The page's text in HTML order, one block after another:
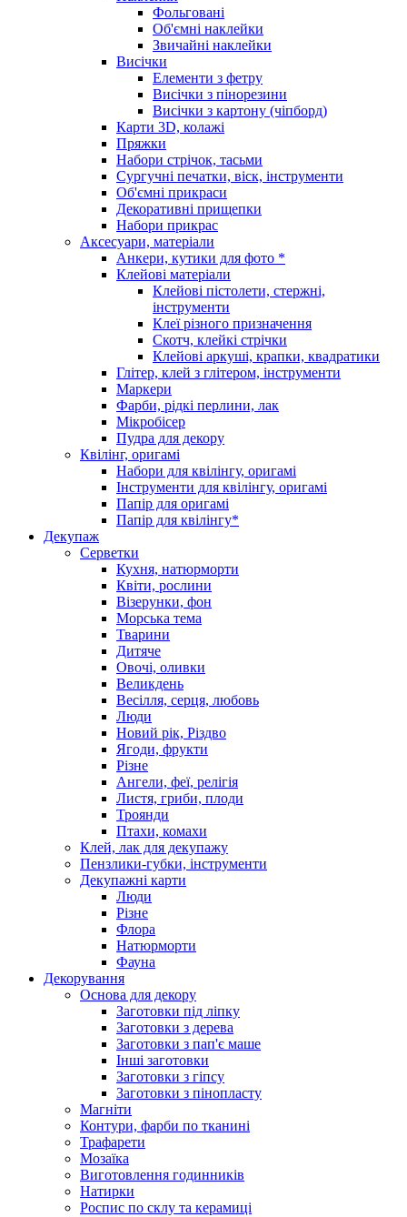
Фольговані
Об'ємні наклейки
Звичайні наклейки
Висічки
Елементи з фетру
Висічки з пінорезини
Висічки з картону (чіпборд)
Карти 3D, колажі
Пряжки
Набори стрічок, тасьми
Сургучні печатки, віск, інструменти
Об'ємні прикраси
Декоративні прищепки
Набори прикрас
Аксесуари, матеріали
Анкери, кутики для фото *
Клейові матеріали
Клейові пістолети, стержні,
інструменти
Клеї різного призначення
Скотч, клейкі стрічки
Клейові аркуші, крапки, квадратики
Глітер, клей з глітером, інструменти
Маркери
Фарби, рідкі перлини, лак
Мікробісер
Пудра для декору
Квілінг, оригамі
Набори для квілінгу, оригамі
Інструменти для квілінгу, оригамі
Папір для оригамі
Папір для квілінгу*
Декупаж
Серветки
Кухня, натюрморти
Квіти, рослини
Візерунки, фон
Морська тема
Тварини
Дитяче
Овочі, оливки
Великдень
Весілля, серця, любовь
Люди
Новий рік, Різдво
Ягоди, фрукти
Різне
Ангели, феї, релігія
Листя, гриби, плоди
Троянди
Птахи, комахи
Клей, лак для декупажу
Пензлики-губки, інструменти
Декупажні карти
Люди
Різне
Флора
Натюрморти
Фауна
Декорування
Основа для декору
Заготовки під ліпку
Заготовки з дерева
Заготовки з пап'є маше
Інші заготовки
Заготовки з гіпсу
Заготовки з пінопласту
Магніти
Контури, фарби по тканині
Трафарети
Мозаїка
Виготовлення годинників
Натирки
Роспис по склу та керамиці